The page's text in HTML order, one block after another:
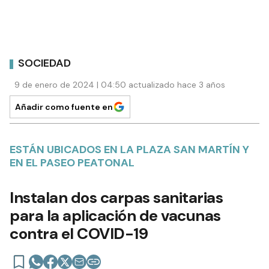
SOCIEDAD
9 de enero de 2024 | 04:50 actualizado hace 3 años
Añadir como fuente en
ESTÁN UBICADOS EN LA PLAZA SAN MARTÍN Y
EN EL PASEO PEATONAL
Instalan dos carpas sanitarias
para la aplicación de vacunas
contra el COVID-19